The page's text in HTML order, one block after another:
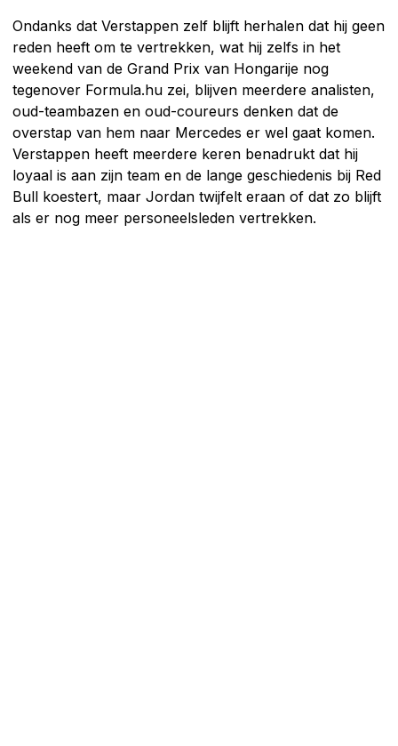
Ondanks dat Verstappen zelf blijft herhalen dat hij geen
reden heeft om te vertrekken, wat hij zelfs in het
weekend van de Grand Prix van Hongarije nog
tegenover Formula.hu zei, blijven meerdere analisten,
oud-teambazen en oud-coureurs denken dat de
overstap van hem naar Mercedes er wel gaat komen.
Verstappen heeft meerdere keren benadrukt dat hij
loyaal is aan zijn team en de lange geschiedenis bij Red
Bull koestert, maar Jordan twijfelt eraan of dat zo blijft
als er nog meer personeelsleden vertrekken.